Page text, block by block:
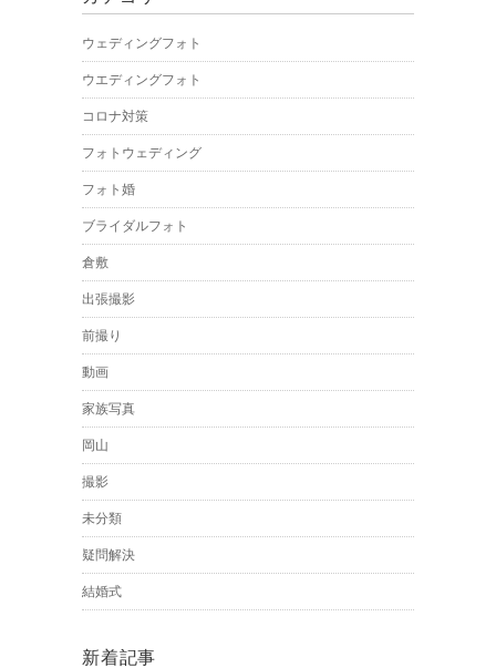
ウェディングフォト
ウエディングフォト
コロナ対策
フォトウェディング
フォト婚
ブライダルフォト
倉敷
出張撮影
前撮り
動画
家族写真
岡山
撮影
未分類
疑問解決
結婚式
新着記事